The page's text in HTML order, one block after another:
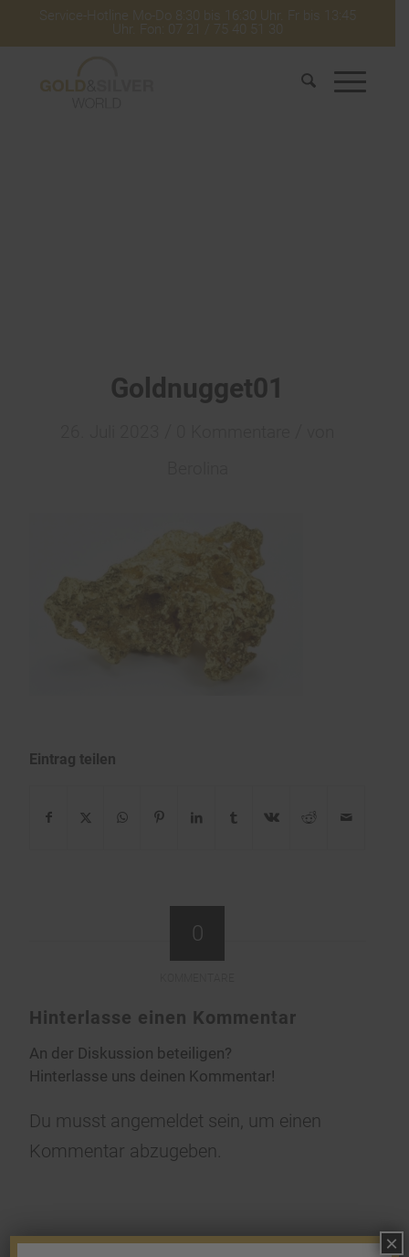
Service-Hotline Mo-Do 8:30 bis 16:30 Uhr. Fr bis 13:45
Uhr. Fon: 07 21 / 75 40 51 30
Goldnugget01
Eintrag teilen
0
Hinterlasse einen Kommentar
An der Diskussion beteiligen?
Hinterlasse uns deinen Kommentar!
Du musst angemeldet sein, um einen
Kommentar abzugeben.
×